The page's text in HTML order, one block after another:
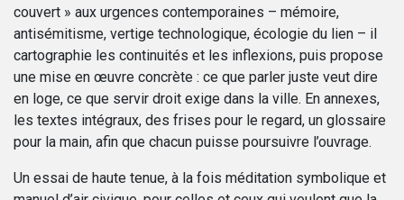
couvert » aux urgences contemporaines – mémoire,
antisémitisme, vertige technologique, écologie du lien – il
cartographie les continuités et les inflexions, puis propose
une mise en œuvre concrète : ce que parler juste veut dire
en loge, ce que servir droit exige dans la ville. En annexes,
les textes intégraux, des frises pour le regard, un glossaire
pour la main, afin que chacun puisse poursuivre l’ouvrage.
Un essai de haute tenue, à la fois méditation symbolique et